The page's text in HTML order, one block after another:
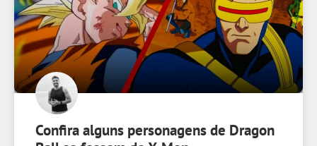
Confira alguns personagens de Dragon